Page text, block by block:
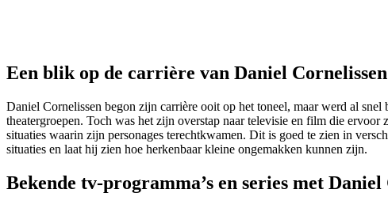
Een blik op de carrière van Daniel Cornelissen
Daniel Cornelissen begon zijn carrière ooit op het toneel, maar werd al snel bekend bij het grote publiek door zijn optredens op tv. Hij studeerde af aan de toneelschool en speelde jarenlang bij verschillende
theatergroepen. Toch was het zijn overstap naar televisie en film die
situaties waarin zijn personages terechtkwamen. Dit is goed te zien in
situaties en laat hij zien hoe herkenbaar kleine ongemakken kunnen zijn.
Bekende tv-programma’s en series met Daniel